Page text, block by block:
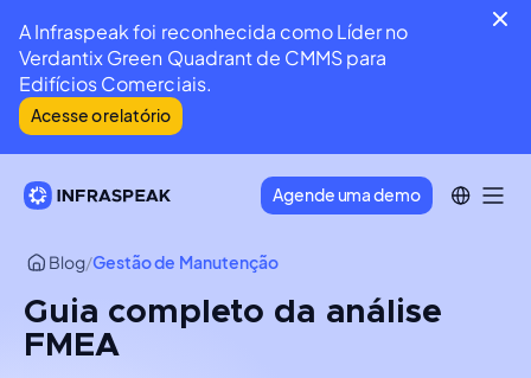
A Infraspeak foi reconhecida como Líder no
Verdantix Green Quadrant de CMMS para
Edifícios Comerciais.
Acesse o relatório
Agende uma demo
Blog/Gestão de Manutenção
Guia completo da análise
FMEA